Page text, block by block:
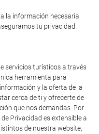
la información necesaria
tu privacidad.
servicios turísticos a través
herramienta para
y la oferta de la
cerca de ti y ofrecerte de
que nos demandas. Por
Privacidad es extensible a
de nuestra website,